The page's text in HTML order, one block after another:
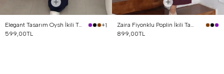
Elegant Tasarım Oysh İkili Takım Lacivert
+1
599,00TL
Zaira Fiyonklu Poplin İkili Takım Mürdüm
899,00TL